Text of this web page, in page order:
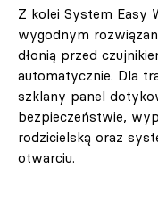
Z kolei System Easy
wygodnym
dłonią przed
automatycznie. Dla
szklany panel
bezpieczeństwie,
rodzicielską oraz
otwarciu.